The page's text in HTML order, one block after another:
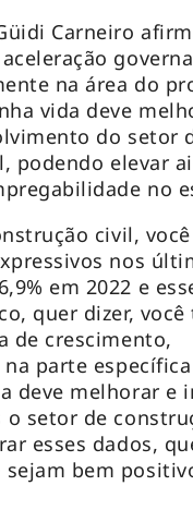
Carneiro
na área do
vida deve
do setor
podendo elevar
no
civil,
nos
em 2022 e
quer dizer,
de crescimento,
parte
deve melhorar e
o setor de
esses dados,
sejam bem